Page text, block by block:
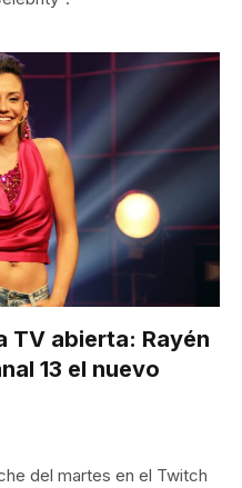
TV abierta: Rayén
13 el nuevo
del martes en el Twitch